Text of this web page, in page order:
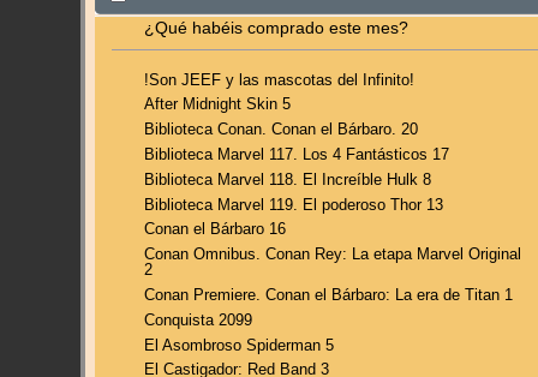
¿Qué habéis comprado este mes?
!Son JEEF y las mascotas del Infinito!
After Midnight Skin 5
Biblioteca Conan. Conan el Bárbaro. 20
Biblioteca Marvel 117. Los 4 Fantásticos 17
Biblioteca Marvel 118. El Increíble Hulk 8
Biblioteca Marvel 119. El poderoso Thor 13
Conan el Bárbaro 16
Conan Omnibus. Conan Rey: La etapa Marvel Original
2
Conan Premiere. Conan el Bárbaro: La era de Titan 1
Conquista 2099
El Asombroso Spiderman 5
El Castigador: Red Band 3